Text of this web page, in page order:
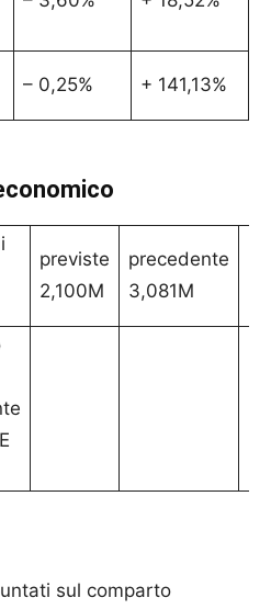
– 0,25% + 141,13%
previste
2,100M
precedente
3,081M
sul comparto